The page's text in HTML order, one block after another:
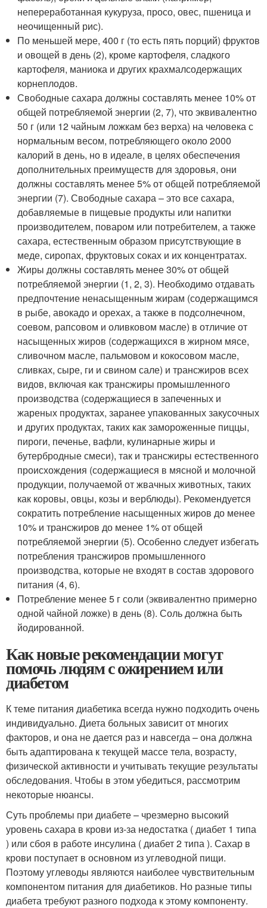
непереработанная кукуруза, просо, овес, пшеница и
неочищенный рис).
По меньшей мере, 400 г (то есть пять порций) фруктов
и овощей в день (2), кроме картофеля, сладкого
картофеля, маниока и других крахмалсодержащих
корнеплодов.
Свободные сахара должны составлять менее 10% от
общей потребляемой энергии (2, 7), что эквивалентно
50 г (или 12 чайным ложкам без верха) на человека с
нормальным весом, потребляющего около 2000
калорий в день, но в идеале, в целях обеспечения
дополнительных преимуществ для здоровья, они
должны составлять менее 5% от общей потребляемой
энергии (7). Свободные сахара – это все сахара,
добавляемые в пищевые продукты или напитки
производителем, поваром или потребителем, а также
сахара, естественным образом присутствующие в
меде, сиропах, фруктовых соках и их концентратах.
Жиры должны составлять менее 30% от общей
потребляемой энергии (1, 2, 3). Необходимо отдавать
предпочтение ненасыщенным жирам (содержащимся
в рыбе, авокадо и орехах, а также в подсолнечном,
соевом, рапсовом и оливковом масле) в отличие от
насыщенных жиров (содержащихся в жирном мясе,
сливочном масле, пальмовом и кокосовом масле,
сливках, сыре, ги и свином сале) и трансжиров всех
видов, включая как трансжиры промышленного
производства (содержащиеся в запеченных и
жареных продуктах, заранее упакованных закусочных
и других продуктах, таких как замороженные пиццы,
пироги, печенье, вафли, кулинарные жиры и
бутербродные смеси), так и трансжиры естественного
происхождения (содержащиеся в мясной и молочной
продукции, получаемой от жвачных животных, таких
как коровы, овцы, козы и верблюды). Рекомендуется
сократить потребление насыщенных жиров до менее
10% и трансжиров до менее 1% от общей
потребляемой энергии (5). Особенно следует избегать
потребления трансжиров промышленного
производства, которые не входят в состав здорового
питания (4, 6).
Потребление менее 5 г соли (эквивалентно примерно
одной чайной ложке) в день (8). Соль должна быть
йодированной.
Как новые рекомендации могут
помочь людям с ожирением или
диабетом
К теме питания диабетика всегда нужно подходить очень
индивидуально. Диета больных зависит от многих
факторов, и она не дается раз и навсегда – она должна
быть адаптирована к текущей массе тела, возрасту,
физической активности и учитывать текущие результаты
обследования. Чтобы в этом убедиться, рассмотрим
некоторые нюансы.
Суть проблемы при диабете – чрезмерно высокий
уровень сахара в крови из-за недостатка ( диабет 1 типа
) или сбоя в работе инсулина ( диабет 2 типа ). Сахар в
крови поступает в основном из углеводной пищи.
Поэтому углеводы являются наиболее чувствительным
компонентом питания для диабетиков. Но разные типы
диабета требуют разного подхода к этому компоненту.